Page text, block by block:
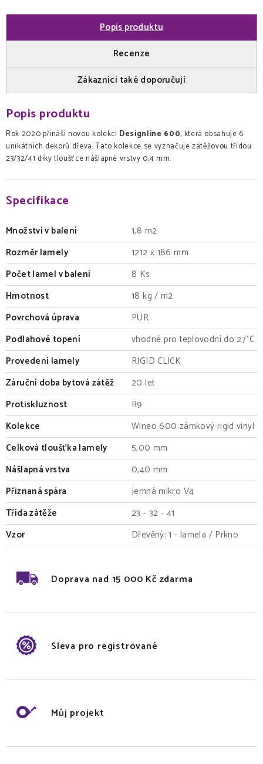
Popis produktu
Recenze
Zákazníci také doporučují
Popis produktu
Rok 2020 přináší novou kolekci Designline 600, která obsahuje 6
unikátních dekorů dřeva. Tato kolekce se vyznačuje zátěžovou třídou
23/32/41 díky tloušťce nášlapné vrstvy 0,4 mm.
Specifikace
Množství v balení
1,8 m2
Rozměr lamely
1212 x 186 mm
Počet lamel v balení
8 Ks
Hmotnost
18 kg / m2
Povrchová úprava
PUR
Podlahové topení
vhodné pro teplovodní do 27°C
Provedení lamely
RIGID CLICK
Záruční doba bytová zátěž
20 let
Protiskluznost
R9
Kolekce
Wineo 600 zámkový rigid vinyl
Celková tloušťka lamely
5,00 mm
Nášlapná vrstva
0,40 mm
Přiznaná spára
Jemná mikro V4
Třída zátěže
23 - 32 - 41
Vzor
Dřevěný: 1 - lamela / Prkno
Doprava nad 15 000 Kč zdarma
Sleva pro registrované
Můj projekt